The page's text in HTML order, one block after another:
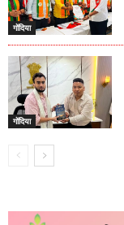
गोंदिया
गोंदिया